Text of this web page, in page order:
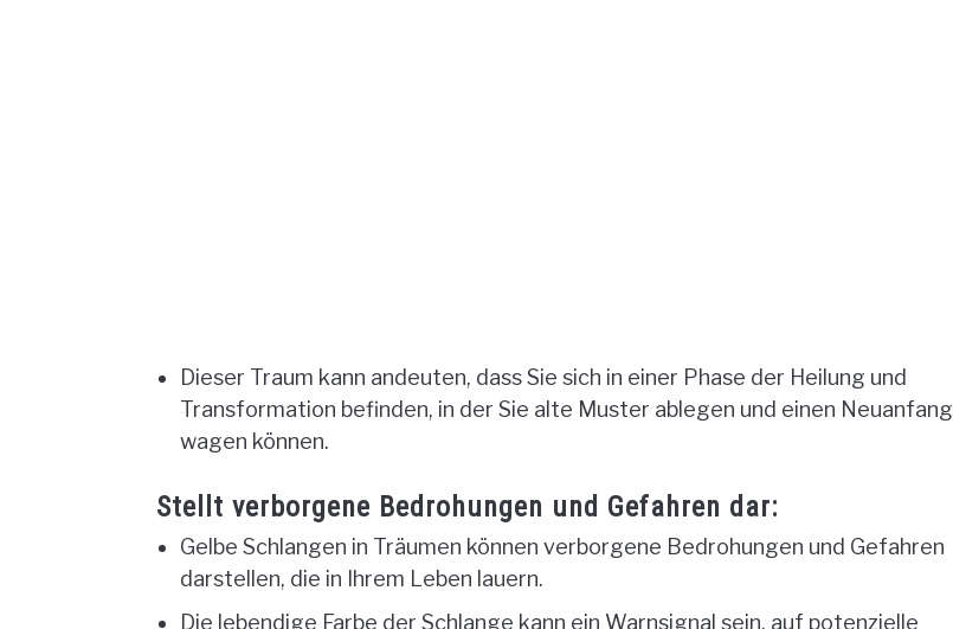
Dieser Traum kann andeuten, dass Sie sich in einer Phase der Heilung und
Transformation befinden, in der Sie alte Muster ablegen und einen Neuanfang
wagen können.
Stellt verborgene Bedrohungen und Gefahren dar:
Gelbe Schlangen in Träumen können verborgene Bedrohungen und Gefahren
darstellen, die in Ihrem Leben lauern.
Die lebendige Farbe der Schlange kann ein Warnsignal sein, auf potenzielle